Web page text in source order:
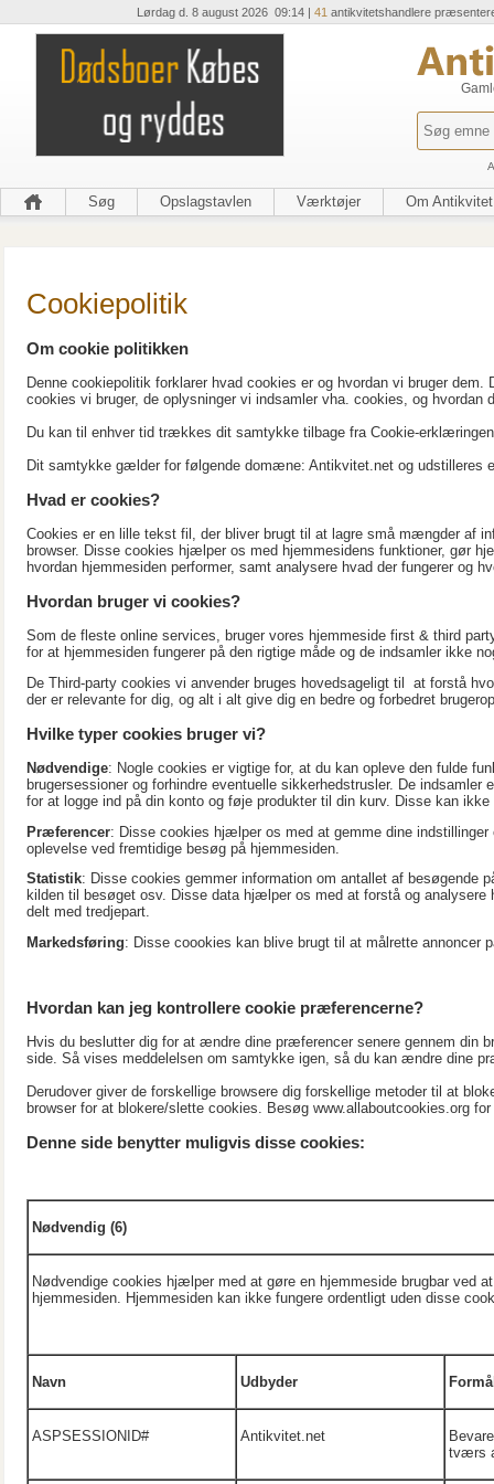
Lørdag d. 8 august 2026 09:14 | 41 antikvitetshandlere
Søg Opslagstavlen Værktøjer Om
Cookiepolitik
Om cookie politikken
Denne cookiepolitik forklarer hvad cookies er og hvordan vi bruger
cookies vi bruger, de oplysninger vi indsamler vha. cookies, og
Du kan til enhver tid trækkes dit samtykke tilbage fra Cookie-
Dit samtykke gælder for følgende domæne: Antikvitet.net og udstilleres
Hvad er cookies?
Cookies er en lille tekst fil, der bliver brugt til at lagre små mængder af
browser. Disse cookies hjælper os med hjemmesidens funktioner, gør
hvordan hjemmesiden performer, samt analysere hvad der fungerer og
Hvordan bruger vi cookies?
Som de fleste online services, bruger vores hjemmeside first & third
for at hjemmesiden fungerer på den rigtige måde og de indsamler ikke
De Third-party cookies vi anvender bruges hovedsageligt til at forstå
der er relevante for dig, og alt i alt give dig en bedre og forbedret
Hvilke typer cookies bruger vi?
Nødvendige: Nogle cookies er vigtige for, at du kan opleve den fulde
brugersessioner og forhindre eventuelle sikkerhedstrusler. De
for at logge ind på din konto og føje produkter til din kurv. Disse kan
Præferencer: Disse cookies hjælper os med at gemme dine
oplevelse ved fremtidige besøg på hjemmesiden.
Statistik: Disse cookies gemmer information om antallet af besøgende
kilden til besøget osv. Disse data hjælper os med at forstå og
delt med tredjepart.
Markedsføring: Disse coookies kan blive brugt til at målrette annoncer
Hvordan kan jeg kontrollere cookie præferencerne?
Hvis du beslutter dig for at ændre dine præferencer senere gennem din
side. Så vises meddelelsen om samtykke igen, så du kan ændre dine
Derudover giver de forskellige browsere dig forskellige metoder til at
browser for at blokere/slette cookies. Besøg www.allaboutcookies.org
Denne side benytter muligvis disse cookies:
Nødvendig (6)
Nødvendige cookies hjælper med at gøre en hjemmeside brugbar ved
hjemmesiden. Hjemmesiden kan ikke fungere ordentligt uden disse
Navn Udbyder
ASPSESSIONID# Antikvitet.net
tværs